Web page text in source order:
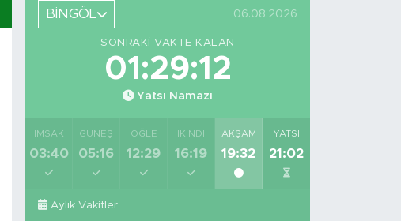
BİNGÖL 06.08.2026
SONRAKI VAKTE KALAN
01:29:11
Yatsı Namazı
İMSAK
03:40
GÜNEŞ
05:16
ÖĞLE
12:29
İKINDI
16:19
AKŞAM
19:32
YATSI
21:02
Aylık Vakitler